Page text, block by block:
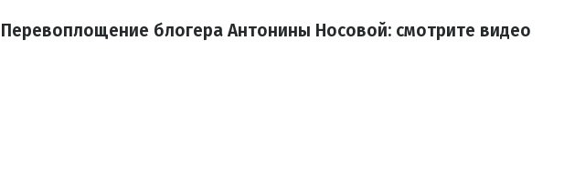
Перевоплощение блогера Антонины Носовой: смотрите видео